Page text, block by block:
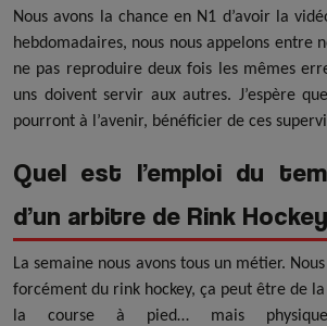
Nous avons la chance en N1 d’avoir la
hebdomadaires, nous nous appelons entre
ne pas reproduire deux fois les mêmes
uns doivent servir aux autres. J’espère
pourront à l’avenir, bénéficier de ces
Quel est l’emploi du
d’un arbitre de Rink
La semaine nous avons tous un métier.
forcément du rink hockey, ça peut être de
la course à pied… mais